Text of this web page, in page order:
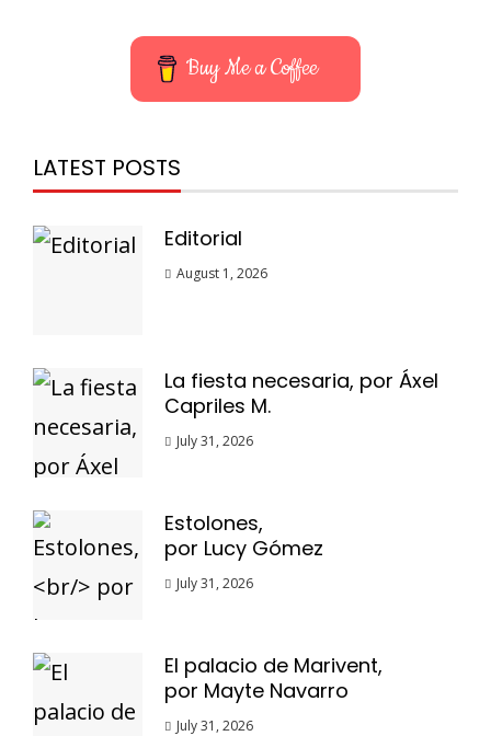
Buy Me a Coffee
LATEST POSTS
Editorial
August 1, 2026
La fiesta necesaria, por Áxel
Capriles M.
July 31, 2026
Estolones,
por Lucy Gómez
July 31, 2026
El palacio de Marivent,
por Mayte Navarro
July 31, 2026